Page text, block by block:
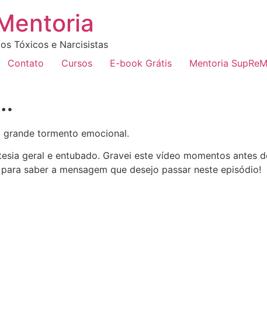
Tóxicos e Narcisistas
Contato Cursos E-book Grátis Mentoria
tormento emocional.
geral e entubado. Gravei este vídeo momentos antes
saber a mensagem que desejo passar neste episódio!